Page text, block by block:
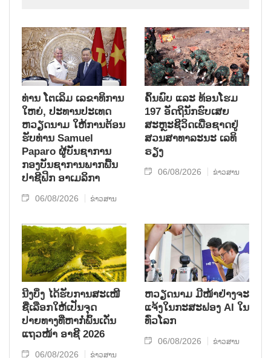
ທ່ານ ໂຕ​ເລິມ ເລ​ຂາ​ທິ​ການ​
ໃຫຍ່, ປະ​ທານ​ປະ​ເທດ ​
ຫວຽດ​ນາມ ໃຫ້​ການ​ຕ້ອນ​
ຮັບ​ທ່ານ Samuel
Paparo ຜູ້​ບັນ​ຊາ​ການ
ກອງ​ບັນ​ຊາ​ການພາກ​ພື້ນ​
ປາ​ຊີ​ຟິກ ອາ​ເມ​ລິ​ກາ
06/08/2026 ຂ່າວສານ
ຄົ້ນ​ພົບ ແລະ ທ້ອນ​ໂຮມ
197 ອັດ​ຖິ​ນັກ​ຮົບ​ເສຍ​
ສະຫຼະ​ຊີ​ວິດ​ເພື່ອ​ຊາດ​ຢູ່​
ສວນ​ສາ​ທາ​ລະ​ນະ ເລ​ທິ​
ຣຽງ
06/08/2026 ຂ່າວສານ
ນີງບິ່ງ ໄດ້ຮັບການສະເໜີ
ຊື່ເລືອກໃຫ້ເປັນຈຸດ
ປາຍທາງທີ່ຫາກໍ່ພົ້ນເດັ່ນ
ແຖວໜ້າ ອາຊີ 2026
06/08/2026 ຂ່າວສານ
ຫວຽດນາມ ມີໜ້າຢ່າງຈະ
ແຈ້ງໃນກະສະຟອງ AI ໃນ
ທົ່ວໂລກ
06/08/2026 ຂ່າວສານ